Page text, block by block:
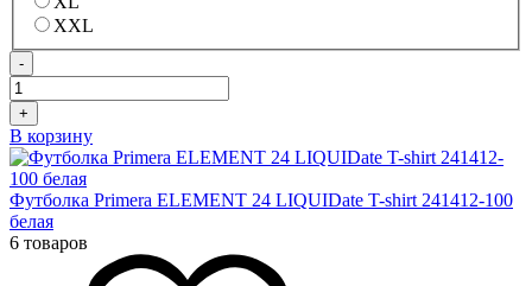
XXL
-
+
В корзину
Футболка Primera ELEMENT 24 LIQUIDate T-shirt 241412-100
белая
6 товаров